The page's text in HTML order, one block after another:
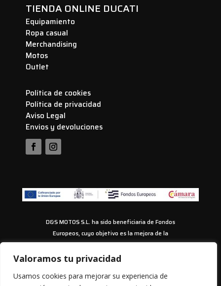
Valoramos tu privacidad
Usamos cookies para mejorar su experiencia de
TIENDA ONLINE DUCATI
Equipamiento
Ropa casual
Merchandising
Motos
Outlet
Política de cookies
Política de privacidad
Aviso Legal
Envios y devoluciones
D&S MOTOS S.L. ha sido beneficiaria de Fondos
Europeos, cuyo objetivo es la mejora de la
competitividad de las PYMES, y gracias al cual ha
puesto en marcha un Plan de Acción con el objetivo
la competitividad de las pymes durante los años